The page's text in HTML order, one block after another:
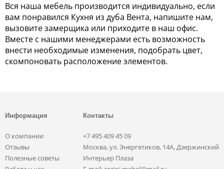
Вся наша мебель производится индивидуально, если
вам понравился Кухня из дуба Вента, напишите нам,
вызовите замерщика или приходите в наш офис.
Вместе с нашими менеджерами есть возможность
внести необходимые изменения, подобрать цвет,
скомпоновать расположение элементов.
Информация
О компании
Отзывы
Полезные советы
Контакты
+7 495 409 45 09
Москва, ул. Энергетиков, 14А, Дзержинский
Интерьер Плаза